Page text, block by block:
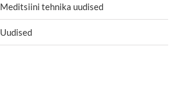
Meditsiini tehnika uudised
Uudised